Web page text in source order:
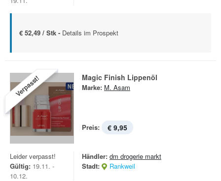
€ 52,49 / Stk - Details im Prospekt
Verpasst! Magic Finish Lippenöl
Marke: M. Asam
Preis: € 9,95
Leider verpasst!
Gültig: 19.11. -
10.12.
Händler: dm drogerie markt
Stadt:
Rankweil